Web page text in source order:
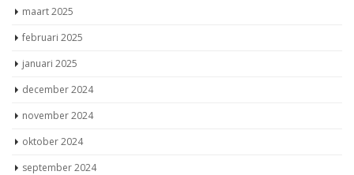
maart 2025
februari 2025
januari 2025
december 2024
november 2024
oktober 2024
september 2024